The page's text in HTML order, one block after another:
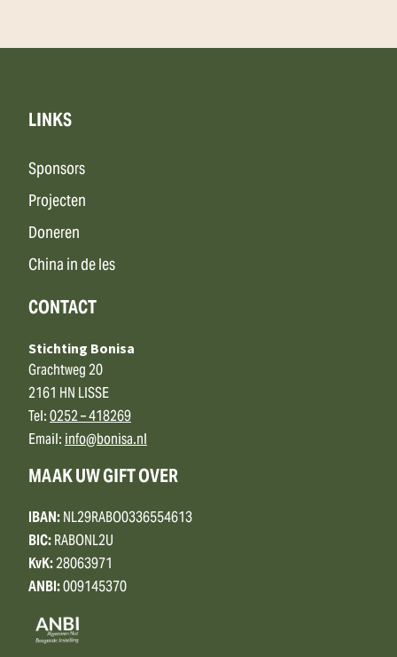
LINKS
Sponsors
Projecten
Doneren
China in de les
CONTACT
Stichting Bonisa
Grachtweg 20
2161 HN LISSE
Tel:0252 – 418269
Email:info@bonisa.nl
MAAK UW GIFT OVER
IBAN:NL29RABO0336554613
BIC:RABONL2U
KvK:28063971
ANBI:009145370